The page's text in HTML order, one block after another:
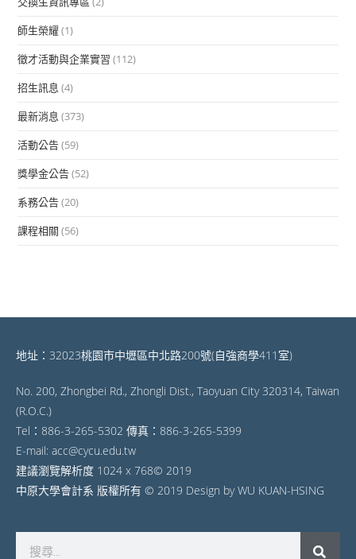
師生榮耀(1)
徵才活動與企業實習 (112)
招生訊息 (4)
最新消息 (373)
活動公告(59)
獎學金公告(52)
系務公告(20)
課程相關 (56)
地址：32023桃園市中壢區中北路200號(自強商學411室)
No. 200, Zhongbei Rd., Zhongli Dist., Taoyuan City 320314, Taiwan
(R.O.C.)
Tel：886-3-265-5302 傳真：886-3-265-5399
E-mail: acc@cycu.edu.tw
建議瀏覽解析度 1024 x 768© 2019
中原大學會計系 版權所有 © 2019 Design by WU KUAN-HSING